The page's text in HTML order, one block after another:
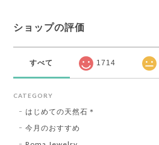
ショップの評価
すべて 1714
CATEGORY
はじめての天然石＊
今月のおすすめ